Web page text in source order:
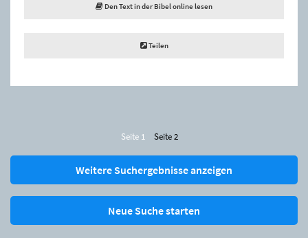
Den Text in der Bibel online lesen
Teilen
Seite 1 Seite 2
Weitere Suchergebnisse anzeigen
Neue Suche starten